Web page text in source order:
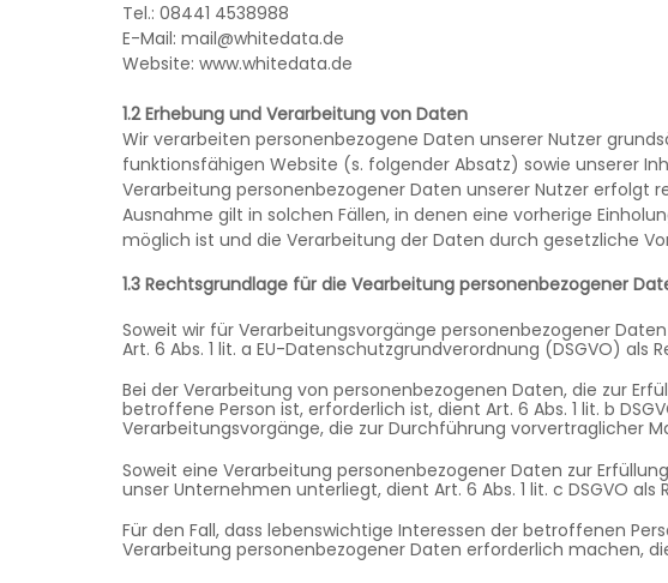
Tel.: 08441 4538988
E-Mail: mail@whitedata.de
Website: www.whitedata.de
1.2 Erhebung und Verarbeitung von Daten
Wir verarbeiten personenbezogene Daten unserer Nutzer
funktionsfähigen Website (s. folgender Absatz) sowie unserer
Verarbeitung personenbezogener Daten unserer Nutzer erfolgt
Ausnahme gilt in solchen Fällen, in denen eine vorherige
möglich ist und die Verarbeitung der Daten durch gesetzliche
1.3 Rechtsgrundlage für die Vearbeitung personenbezogener
Soweit wir für Verarbeitungsvorgänge personenbezogener
Art. 6 Abs. 1 lit. a EU-Datenschutzgrundverordnung (DSGVO) als
Bei der Verarbeitung von personenbezogenen Daten, die zur
betroffene Person ist, erforderlich ist, dient Art. 6 Abs. 1 lit. b
Verarbeitungsvorgänge, die zur Durchführung vorvertraglicher
Soweit eine Verarbeitung personenbezogener Daten zur
unser Unternehmen unterliegt, dient Art. 6 Abs. 1 lit. c DSGVO als
Für den Fall, dass lebenswichtige Interessen der betroffenen
Verarbeitung personenbezogener Daten erforderlich machen,